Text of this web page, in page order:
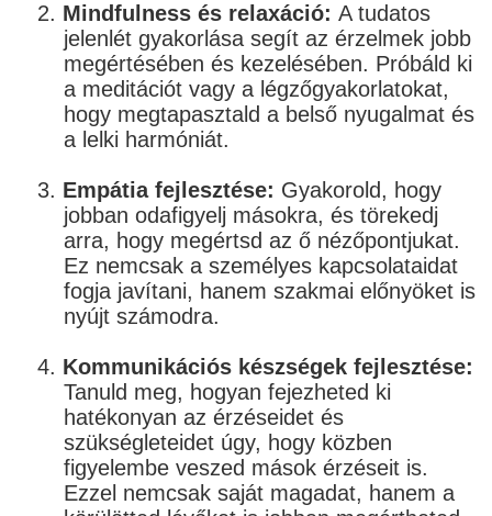
2. Mindfulness és relaxáció: A tudatos
jelenlét gyakorlása segít az érzelmek jobb
megértésében és kezelésében. Próbáld ki
a meditációt vagy a légzőgyakorlatokat,
hogy megtapasztald a belső nyugalmat és
a lelki harmóniát.
3. Empátia fejlesztése: Gyakorold, hogy
jobban odafigyelj másokra, és törekedj
arra, hogy megértsd az ő nézőpontjukat.
Ez nemcsak a személyes kapcsolataidat
fogja javítani, hanem szakmai előnyöket is
nyújt számodra.
4. Kommunikációs készségek fejlesztése:
Tanuld meg, hogyan fejezheted ki
hatékonyan az érzéseidet és
szükségleteidet úgy, hogy közben
figyelembe veszed mások érzéseit is.
Ezzel nemcsak saját magadat, hanem a